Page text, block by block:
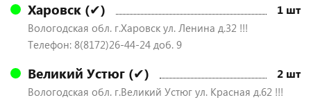
Харовск (✔) 1 шт
Вологодская обл. г.Харовск ул. Ленина д.32 !!!
Телефон: 8(8172)26-44-24 доб. 9
Великий Устюг (✔) 2 шт
Вологодская обл. г.Великий Устюг ул. Красная д.62 !!!